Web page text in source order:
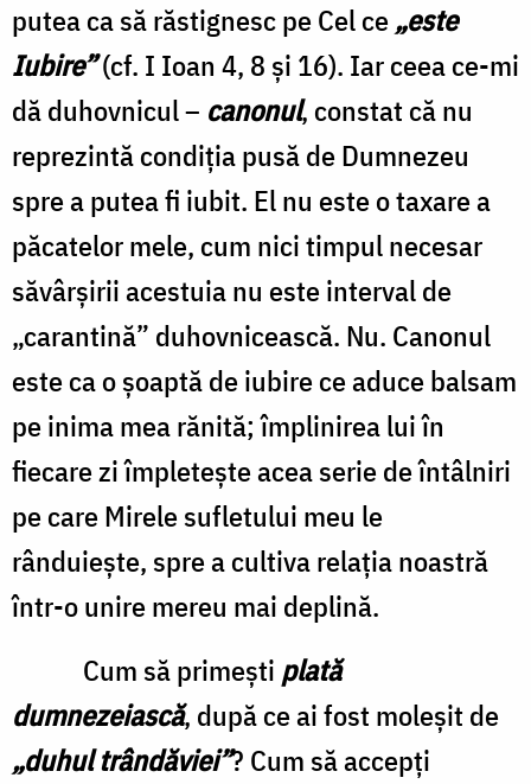
putea ca să răstignesc pe Cel ce„este
Iubire”(cf. I Ioan 4, 8 şi 16). Iar ceea ce-mi
dă duhovnicul – canonul, constat că nu
reprezintă condiţia pusă de Dumnezeu
spre a putea fi iubit. El nu este o taxare a
păcatelor mele, cum nici timpul necesar
săvârşirii acestuia nu este interval de
„carantină” duhovnicească. Nu. Canonul
este ca o şoaptă de iubire ce aduce balsam
pe inima mea rănită; împlinirea lui în
fiecare zi împleteşte acea serie de întâlniri
pe care Mirele sufletului meu le
rânduieşte, spre a cultiva relaţia noastră
într-o unire mereu mai deplină.
Cum să primeşti plată
dumnezeiască, după ce ai fost moleşit de
„duhul trândăviei”? Cum să accepţi